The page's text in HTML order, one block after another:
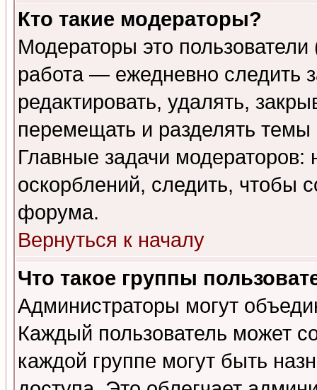
Кто такие модераторы?
Модераторы это
работа — ежедневно следить
редактировать, удалять,
перемещать и разделять
Главные задачи
оскорблений, следить, чтобы
форума.
Вернуться к началу
Что такое группы
Администраторы могут
Каждый пользователь может
каждой группе могут быть